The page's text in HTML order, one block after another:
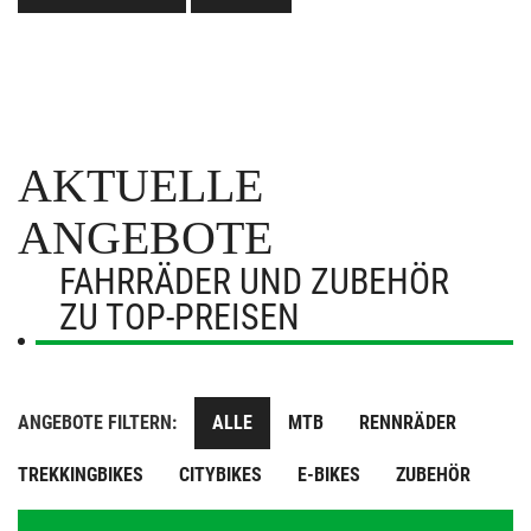
AKTUELLE
ANGEBOTE
FAHRRÄDER UND ZUBEHÖR
ZU TOP-PREISEN
ANGEBOTE FILTERN: ALLE MTB RENNRÄDER
TREKKINGBIKES CITYBIKES E-BIKES ZUBEHÖR